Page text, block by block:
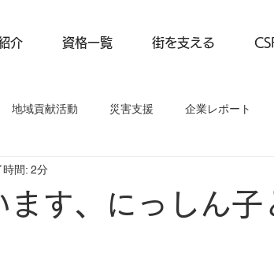
介 資格一覧 街を支える
地域貢献活動 災害支援 企業レポート
企業レポート
ます、にっしん子
時間: 2分